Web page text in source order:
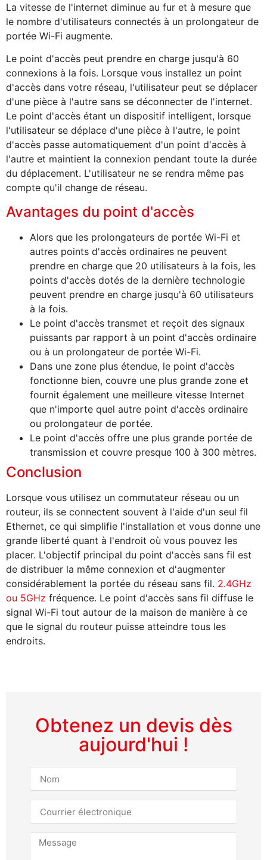
La vitesse de l'internet diminue au fur et à mesure que
le nombre d'utilisateurs connectés à un prolongateur de
portée Wi-Fi augmente.
Le point d'accès peut prendre en charge jusqu'à 60
connexions à la fois. Lorsque vous installez un point
d'accès dans votre réseau, l'utilisateur peut se déplacer
d'une pièce à l'autre sans se déconnecter de l'internet.
Le point d'accès étant un dispositif intelligent, lorsque
l'utilisateur se déplace d'une pièce à l'autre, le point
d'accès passe automatiquement d'un point d'accès à
l'autre et maintient la connexion pendant toute la durée
du déplacement. L'utilisateur ne se rendra même pas
compte qu'il change de réseau.
Avantages du point d'accès
Alors que les prolongateurs de portée Wi-Fi et
autres points d'accès ordinaires ne peuvent
prendre en charge que 20 utilisateurs à la fois, les
points d'accès dotés de la dernière technologie
peuvent prendre en charge jusqu'à 60 utilisateurs
à la fois.
Le point d'accès transmet et reçoit des signaux
puissants par rapport à un point d'accès ordinaire
ou à un prolongateur de portée Wi-Fi.
Dans une zone plus étendue, le point d'accès
fonctionne bien, couvre une plus grande zone et
fournit également une meilleure vitesse Internet
que n'importe quel autre point d'accès ordinaire
ou prolongateur de portée.
Le point d'accès offre une plus grande portée de
transmission et couvre presque 100 à 300 mètres.
Conclusion
Lorsque vous utilisez un commutateur réseau ou un
routeur, ils se connectent souvent à l'aide d'un seul fil
Ethernet, ce qui simplifie l'installation et vous donne une
grande liberté quant à l'endroit où vous pouvez les
placer. L'objectif principal du point d'accès sans fil est
de distribuer la même connexion et d'augmenter
considérablement la portée du réseau sans fil. 2.4GHz
ou 5GHz fréquence. Le point d'accès sans fil diffuse le
signal Wi-Fi tout autour de la maison de manière à ce
que le signal du routeur puisse atteindre tous les
endroits.
Obtenez un devis dès
aujourd'hui !